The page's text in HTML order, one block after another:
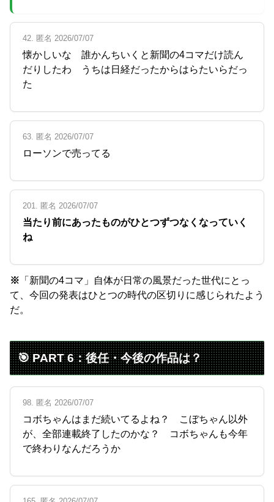
42. 匿名 2026/07/07
懐かしいな 誰かんちいくと新聞の4コマだけ読ん
だりしたわ うちは日経だったからはらたいらだっ
た
63. 匿名 2026/07/07
ローソンで売ってる
201. 匿名 2026/07/07
当たり前にあったものがひとつずつなくなっていく
ね
※ 「新聞の4コマ」自体が日常の風景だった世代にとっ
て、今回の発表はひとつの時代の区切りに感じられたよう
だ。
🎯 PART 6：後任・今後の作品は？
98. 匿名 2026/07/07
コボちゃんはまだ続いてるよね？ こぼちゃん以外
が、全部連載終了したのかな？ コボちゃんも今年
で終わりなんだろうか